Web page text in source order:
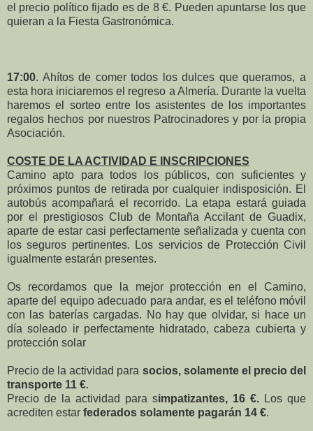
el precio político fijado es de 8 €. Pueden apuntarse los que
quieran a la Fiesta Gastronómica.
17:00. Ahítos de comer todos los dulces que queramos, a
esta hora iniciaremos el regreso a Almería. Durante la vuelta
haremos el sorteo entre los asistentes de los importantes
regalos hechos por nuestros Patrocinadores y por la propia
Asociación.
COSTE DE LA ACTIVIDAD E INSCRIPCIONES
Camino apto para todos los públicos, con suficientes y
próximos puntos de retirada por cualquier indisposición. El
autobús acompañará el recorrido. La etapa estará guiada
por el prestigiosos Club de Montaña Accilant de Guadix,
aparte de estar casi perfectamente señalizada y cuenta con
los seguros pertinentes. Los servicios de Protección Civil
igualmente estarán presentes.
Os recordamos que la mejor protección en el Camino,
aparte del equipo adecuado para andar, es el teléfono móvil
con las baterías cargadas. No hay que olvidar, si hace un
día soleado ir perfectamente hidratado, cabeza cubierta y
protección solar
Precio de la actividad para socios, solamente el precio del
transporte 11 €.
Precio de la actividad para simpatizantes, 16 €. Los que
acrediten estar federados solamente pagarán 14 €.